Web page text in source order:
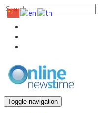
Toggle navigation